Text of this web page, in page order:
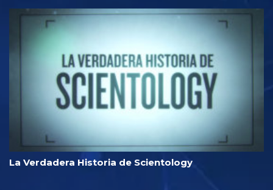
La Verdadera Historia de Scientology